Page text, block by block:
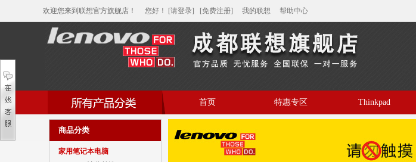
欢迎您来到联想官方旗舰店！ 您好 ！ [请登录] [免费注册] 我的联想 帮助中心
家用笔记本电脑
商用笔记本电脑
首页 特惠专区 Thinkpad
商品分类
家用笔记本电脑